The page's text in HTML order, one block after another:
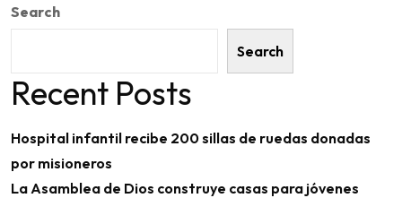
Search
Search
Recent Posts
Hospital infantil recibe 200 sillas de ruedas donadas
por misioneros
La Asamblea de Dios construye casas para jóvenes